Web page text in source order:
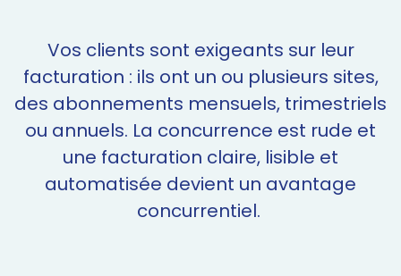
Vos clients sont exigeants sur leur
facturation : ils ont un ou plusieurs sites,
des abonnements mensuels, trimestriels
ou annuels. La concurrence est rude et
une facturation claire, lisible et
automatisée devient un avantage
concurrentiel.